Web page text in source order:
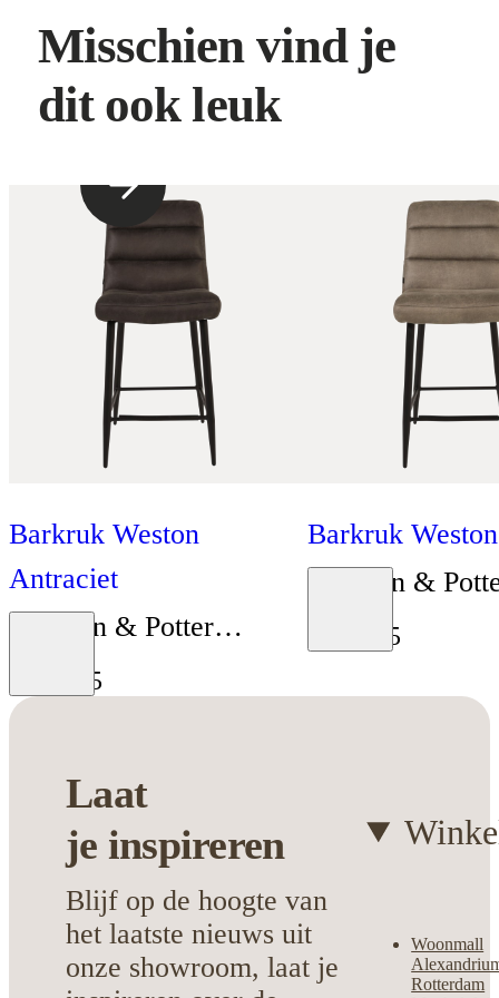
opwaardeert.
Misschien vind je
dit ook leuk
Barkruk Weston
Antraciet
Bouman & Potter
Collectie
95
Barkruk
Bouman &
Collectie
95
Laat
je inspireren
Blijf op de hoogte van
het laatste nieuws uit
onze showroom, laat je
Woonmall
Rotterdam